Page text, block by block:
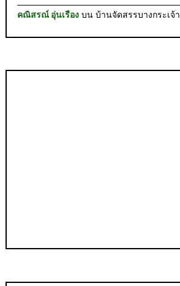
คณิสรณ์ อุ่นเรือง บนบ้านจัดสรรบางกระเจ้า